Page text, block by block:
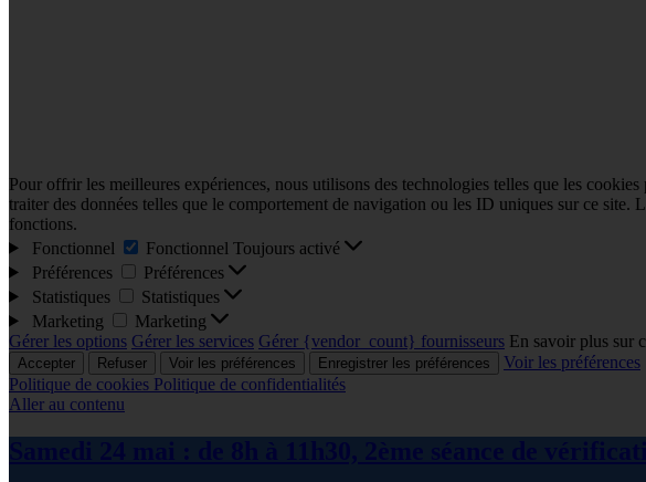
Pour offrir les meilleures expériences, nous utilisons des technologies telles que les
traiter des données telles que le comportement de navigation ou les ID uniques sur ce
fonctions.
Fonctionnel
Fonctionnel Toujours activé
Préférences
Préférences
Statistiques
Statistiques
Marketing
Marketing
Gérer les options Gérer les services Gérer {vendor_count} fournisseurs En savoir plus sur
Accepter Refuser Voir les préférences Enregistrer les préférences
Voir les préférences
Politique de cookies Politique de confidentialités
Aller au contenu